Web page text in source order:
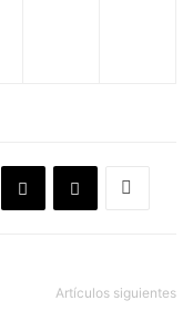
Artículos siguientes